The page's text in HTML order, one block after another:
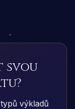
svou
výkladů